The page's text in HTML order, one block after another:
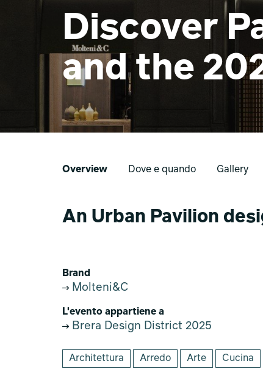
Discover
and the
Overview Dove e quando Gallery
An Urban Pavilion
Brand
Molteni&C
L'evento appartiene a
Brera Design District 2025
Architettura Arredo Arte Cucina